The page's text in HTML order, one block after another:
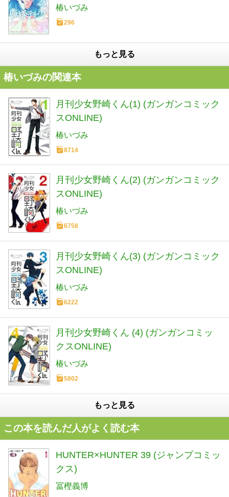
椿いづみ
296
もっと見る
椿いづみの関連本
月刊少女野崎くん(1) (ガンガンコミック
スONLINE)
椿いづみ
8714
月刊少女野崎くん(2) (ガンガンコミック
スONLINE)
椿いづみ
6758
月刊少女野崎くん(3) (ガンガンコミック
スONLINE)
椿いづみ
6222
月刊少女野崎くん (4) (ガンガンコミッ
クスONLINE)
椿いづみ
5802
もっと見る
この本を読んだ人がよく読む本
HUNTER×HUNTER 39 (ジャンプコミッ
クス)
冨樫義博